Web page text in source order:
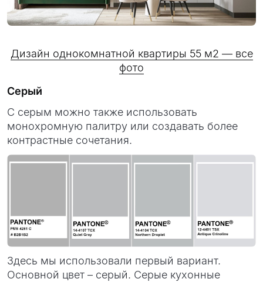
Дизайн однокомнатной квартиры 55 м2 — все
фото
Серый
С серым можно также использовать
монохромную палитру или создавать более
контрастные сочетания.
Здесь мы использовали первый вариант.
Основной цвет – серый. Серые кухонные